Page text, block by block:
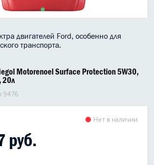
двигателей Ford, особенно для
транспорта.
Motorenoel Surface Protection 5W30,
20л
9476
руб.
Нет в наличии